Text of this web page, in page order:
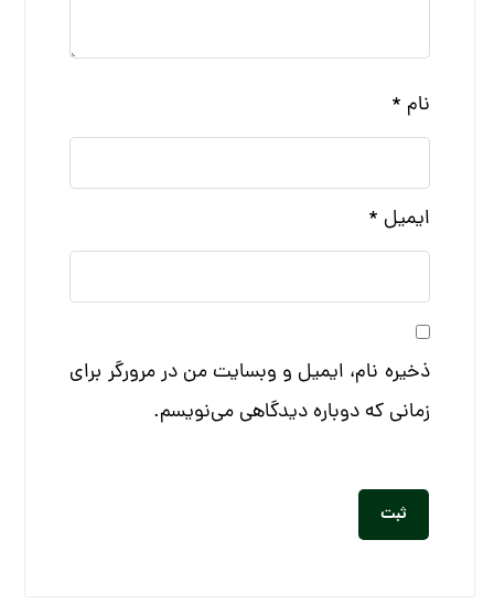
نام *
ایمیل *
ذخیره نام، ایمیل و وبسایت من در مرورگر برای
زمانی که دوباره دیدگاهی می‌نویسم.